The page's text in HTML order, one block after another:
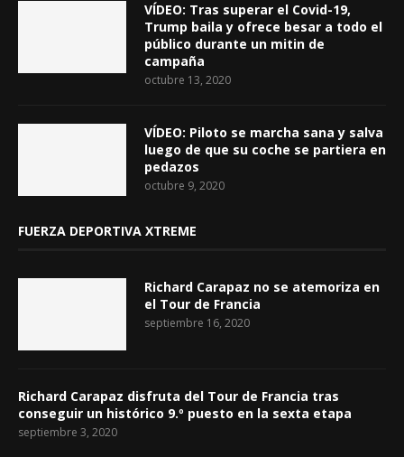
VÍDEO: Tras superar el Covid-19,
Trump baila y ofrece besar a todo el
público durante un mitin de
campaña
octubre 13, 2020
VÍDEO: Piloto se marcha sana y salva
luego de que su coche se partiera en
pedazos
octubre 9, 2020
FUERZA DEPORTIVA XTREME
Richard Carapaz no se atemoriza en
el Tour de Francia
septiembre 16, 2020
Richard Carapaz disfruta del Tour de Francia tras
conseguir un histórico 9.º puesto en la sexta etapa
septiembre 3, 2020